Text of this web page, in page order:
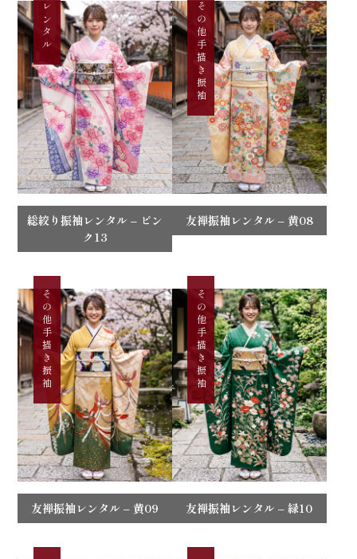
レンタル
総絞り振袖レンタル – ピン
ク13
その他手描き振袖
友禅振袖レンタル – 黄08
その他手描き振袖
友禅振袖レンタル – 黄09
その他手描き振袖
友禅振袖レンタル – 緑10